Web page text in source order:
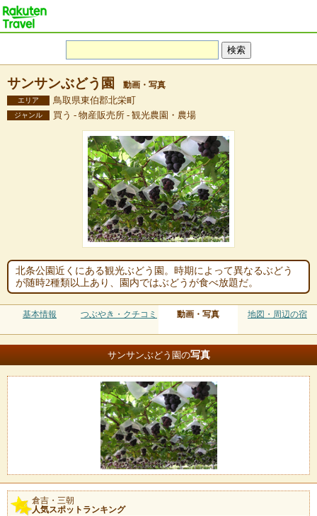
サンサンぶどう園 動画・写真
エリア 鳥取県東伯郡北栄町
ジャンル 買う - 物産販売所 - 観光農園・農場
北条公園近くにある観光ぶどう園。時期によって異なるぶどう
が随時2種類以上あり、園内ではぶどうが食べ放題だ。
基本情報 つぶやき・クチコミ 動画・写真 地図・周辺の宿
サンサンぶどう園の写真
倉吉・三朝
人気スポットランキング